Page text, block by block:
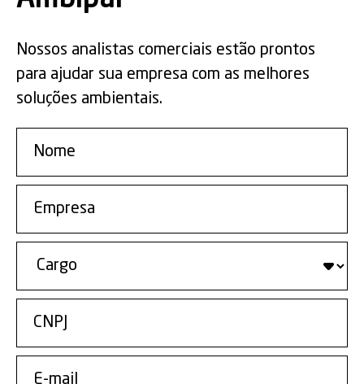
Nossos analistas comerciais estão prontos
para ajudar sua empresa com as melhores
soluções ambientais.